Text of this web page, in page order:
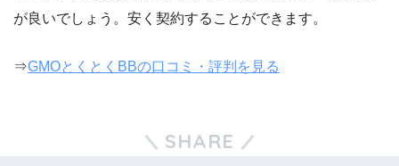
が良いでしょう。安く契約することができます。
⇒GMOとくとくBBの口コミ・評判を見る
SHARE